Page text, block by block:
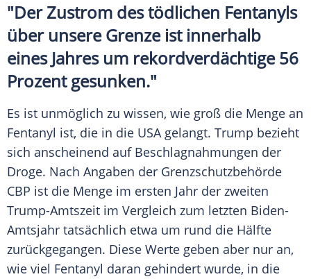
"Der Zustrom des tödlichen Fentanyls
über unsere Grenze ist innerhalb
eines Jahres um rekordverdächtige 56
Prozent gesunken."
Es ist unmöglich zu wissen, wie groß die Menge an
Fentanyl ist, die in die USA gelangt. Trump bezieht
sich anscheinend auf Beschlagnahmungen der
Droge. Nach Angaben der Grenzschutzbehörde
CBP ist die Menge im ersten Jahr der zweiten
Trump-Amtszeit im Vergleich zum letzten Biden-
Amtsjahr tatsächlich etwa um rund die Hälfte
zurückgegangen. Diese Werte geben aber nur an,
wie viel Fentanyl daran gehindert wurde, in die